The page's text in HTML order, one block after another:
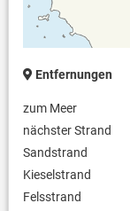
Entfernungen
zum Meer
nächster Strand
Sandstrand
Kieselstrand
Felsstrand